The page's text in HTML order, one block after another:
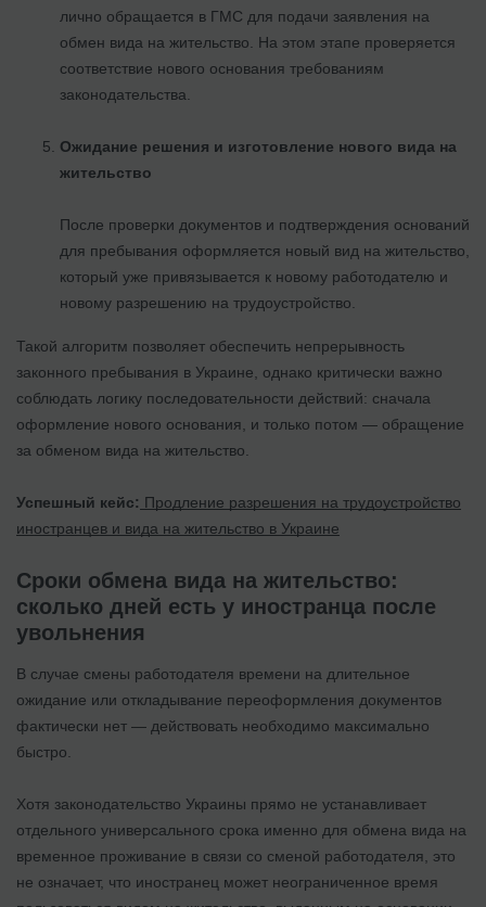
лично обращается в ГМС для подачи заявления на
обмен вида на жительство. На этом этапе проверяется
соответствие нового основания требованиям
законодательства.
Ожидание решения и изготовление нового вида на
жительство
После проверки документов и подтверждения оснований
для пребывания оформляется новый вид на жительство,
который уже привязывается к новому работодателю и
новому разрешению на трудоустройство.
Такой алгоритм позволяет обеспечить непрерывность
законного пребывания в Украине, однако критически важно
соблюдать логику последовательности действий: сначала
оформление нового основания, и только потом — обращение
за обменом вида на жительство.
Успешный кейс: Продление разрешения на трудоустройство
иностранцев и вида на жительство в Украине
Сроки обмена вида на жительство:
сколько дней есть у иностранца после
увольнения
В случае смены работодателя времени на длительное
ожидание или откладывание переоформления документов
фактически нет — действовать необходимо максимально
быстро.
Хотя законодательство Украины прямо не устанавливает
отдельного универсального срока именно для обмена вида на
временное проживание в связи со сменой работодателя, это
не означает, что иностранец может неограниченное время